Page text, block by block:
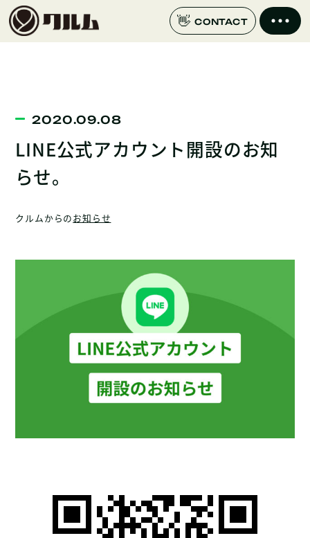
CONTACT
2020.09.08
LINE公式アカウント開設のお知
らせ。
クルムからのお知らせ